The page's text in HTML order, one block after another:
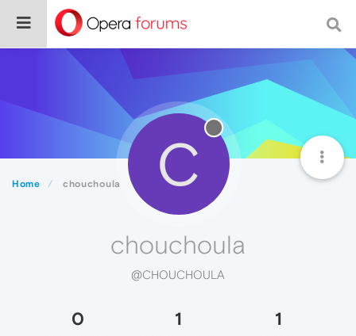
Home chouchoula C
chouchoula
@CHOUCHOULA
0 1 1